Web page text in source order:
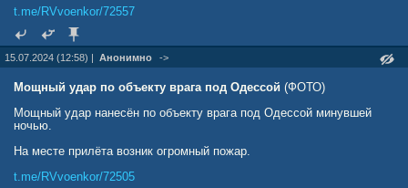
t.me/RVvoenkor/72557
15.07.2024 (12:58) | Анонимно ->
Мощный удар по объекту врага под Одессой (ФОТО)
Мощный удар нанесён по объекту врага под Одессой минувшей
ночью.
На месте прилёта возник огромный пожар.
t.me/RVvoenkor/72505